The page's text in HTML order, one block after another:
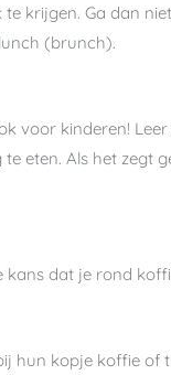
krijgen. Ga dan
(brunch).
voor kinderen!
eten. Als het zegt
dat je rond
hun kopje koffie of